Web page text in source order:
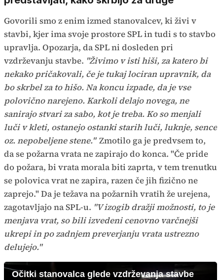
Govorili smo z enim izmed stanovalcev, ki živi v
stavbi, kjer ima svoje prostore SPL in tudi s to stavbo
upravlja. Opozarja, da SPL ni dosleden pri
vzdrževanju stavbe. "Živimo v isti hiši, za katero bi
nekako pričakovali, če je tukaj lociran upravnik, da
bo skrbel za to hišo. Na koncu izpade, da je vse
polovično narejeno. Karkoli delajo novega, ne
sanirajo stvari za sabo, kot je treba. Ko so menjali
luči v kleti, ostanejo ostanki starih luči, luknje, sence
oz. nepobeljene stene." Zmotilo ga je predvsem to,
da se požarna vrata ne zapirajo do konca. "Če pride
do požara, bi vrata morala biti zaprta, v tem trenutku
se polovica vrat ne zapira, razen če jih fizično ne
zaprejo." Da je težava na požarnih vratih že urejena,
zagotavljajo na SPL-u. "V izogib dražji možnosti, to je
menjava vrat, so bili izvedeni cenovno varčnejši
ukrepi in po zadnjem preverjanju vrata ustrezno
delujejo."
Očitki stanovalca glede vzdrževanja stavbe